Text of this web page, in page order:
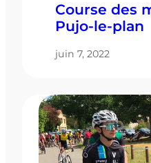
Course des
Pujo-le-plan
juin 7, 2022